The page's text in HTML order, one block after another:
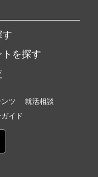
す
を探す
ツ
就活相談
イド